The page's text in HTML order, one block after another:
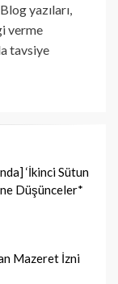
yazıları,
verme
tavsiye
‘İkinci Sütun
Düşünceler*
Mazeret İzni